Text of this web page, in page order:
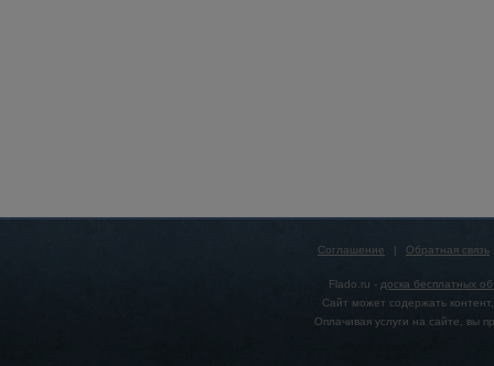
Соглашение | Обратная связь
Flado.ru - доска бесплатных
Сайт может содержать
Оплачивая услуги на сайте, вы